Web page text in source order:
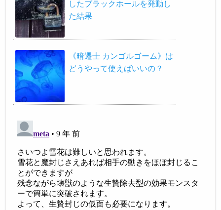
したブラックホールを発動し
た結果
《暗遷士 カンゴルゴーム》は
どうやって使えばいいの？